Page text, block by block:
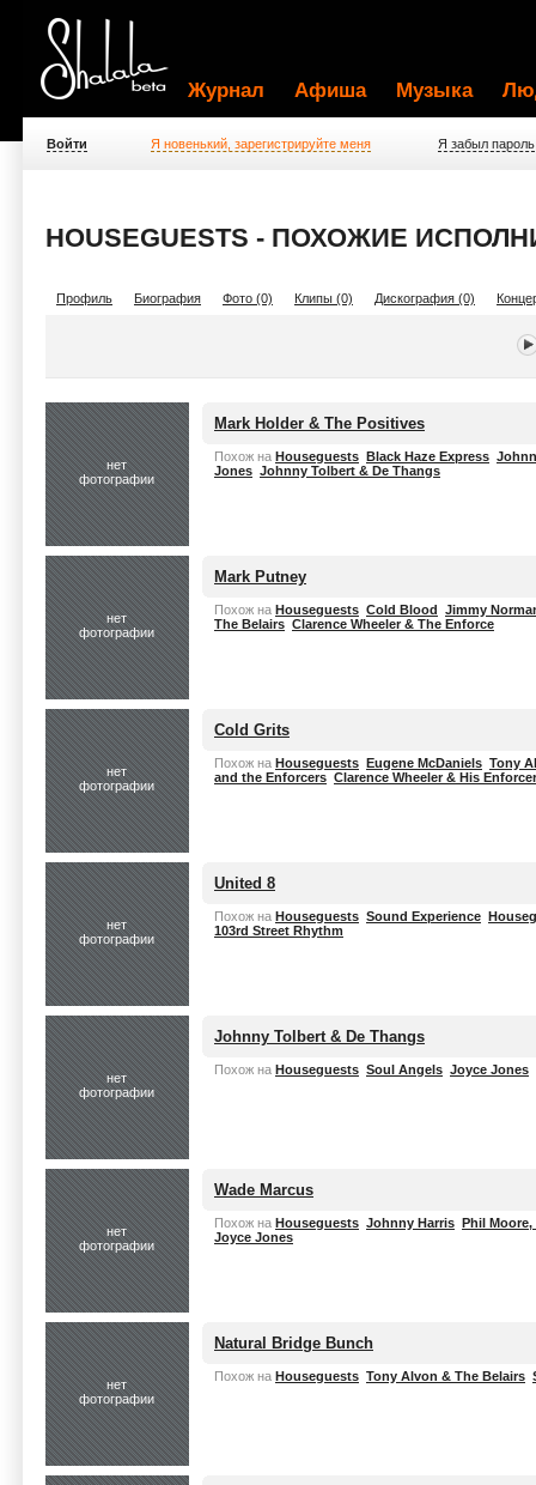
Журнал Афиша Музыка
Войти Я новенький, зарегистрируйте меня Я забыл пароль
HOUSEGUESTS - ПОХОЖИЕ
Профиль Биография Фото (0) Клипы (0) Дискография (0)
нет
фотографии
Mark Holder & The Positives
Похож на Houseguests Black Haze Express
Jones Johnny Tolbert & De Thangs
нет
фотографии
Mark Putney
Похож на Houseguests Cold Blood Jimmy
The Belairs Clarence Wheeler & The Enforce
нет
фотографии
Cold Grits
Похож на Houseguests Eugene McDaniels Tony
and the Enforcers Clarence Wheeler & His
нет
фотографии
United 8
Похож на Houseguests Sound Experience
103rd Street Rhythm
нет
фотографии
Johnny Tolbert & De Thangs
Похож на Houseguests Soul Angels Joyce Jones
нет
фотографии
Wade Marcus
Похож на Houseguests Johnny Harris Phil Moore,
Joyce Jones
нет
фотографии
Natural Bridge Bunch
Похож на Houseguests Tony Alvon & The Belairs